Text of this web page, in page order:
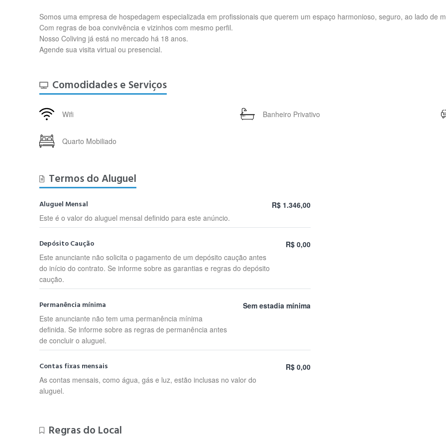
Somos uma empresa de hospedagem especializada em profissionais que querem um espaço harmonioso, seguro, ao lado de
Com regras de boa convivência e vizinhos com mesmo perfil.
Nosso Coliving já está no mercado há 18 anos.
Agende sua visita virtual ou presencial.
Comodidades e Serviços
Wifi Banheiro Privativo
Quarto Mobiliado
Termos do Aluguel
Aluguel Mensal
Este é o valor do aluguel mensal definido para este anúncio.
R$ 1.346,00
Depósito Caução
Este anunciante não solicita o pagamento de um depósito caução antes
do início do contrato. Se informe sobre as garantias e regras do depósito
caução.
R$ 0,00
Permanência mínima
Este anunciante não tem uma permanência mínima
definida. Se informe sobre as regras de permanência antes
de concluir o aluguel.
Sem estadia mínima
Contas fixas mensais
As contas mensais, como água, gás e luz, estão inclusas no valor do
aluguel.
R$ 0,00
Regras do Local